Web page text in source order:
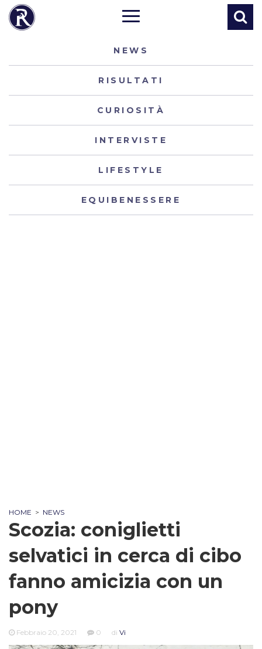
NEWS
RISULTATI
CURIOSITÀ
INTERVISTE
LIFESTYLE
EQUIBENESSERE
HOME > NEWS
Scozia: coniglietti
selvatici in cerca di cibo
fanno amicizia con un
pony
Febbraio 20, 2021 0 di Vi